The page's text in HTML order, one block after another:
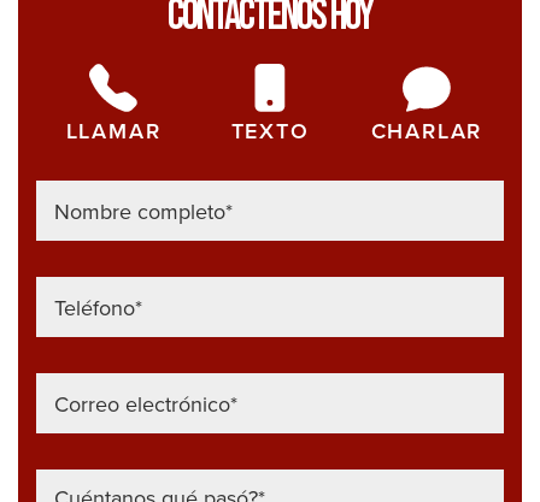
Contáctenos Hoy
LLAMAR TEXTO CHARLAR